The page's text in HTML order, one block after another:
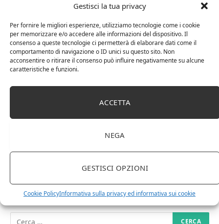
Gestisci la tua privacy
Per fornire le migliori esperienze, utilizziamo tecnologie come i cookie
per memorizzare e/o accedere alle informazioni del dispositivo. Il
consenso a queste tecnologie ci permetterà di elaborare dati come il
comportamento di navigazione o ID unici su questo sito. Non
acconsentire o ritirare il consenso può influire negativamente su alcune
caratteristiche e funzioni.
ACCETTA
NEGA
GESTISCI OPZIONI
Cookie PolicyInformativa sulla privacy ed informativa sui cookie
La Champagnerie: vini, bollicine, champagne,
distillati e food online
1 APRILE 2024
Differenza tra brandy e cognac: tutte le
curiosità
irlandesi
RICERCA NEL SITO